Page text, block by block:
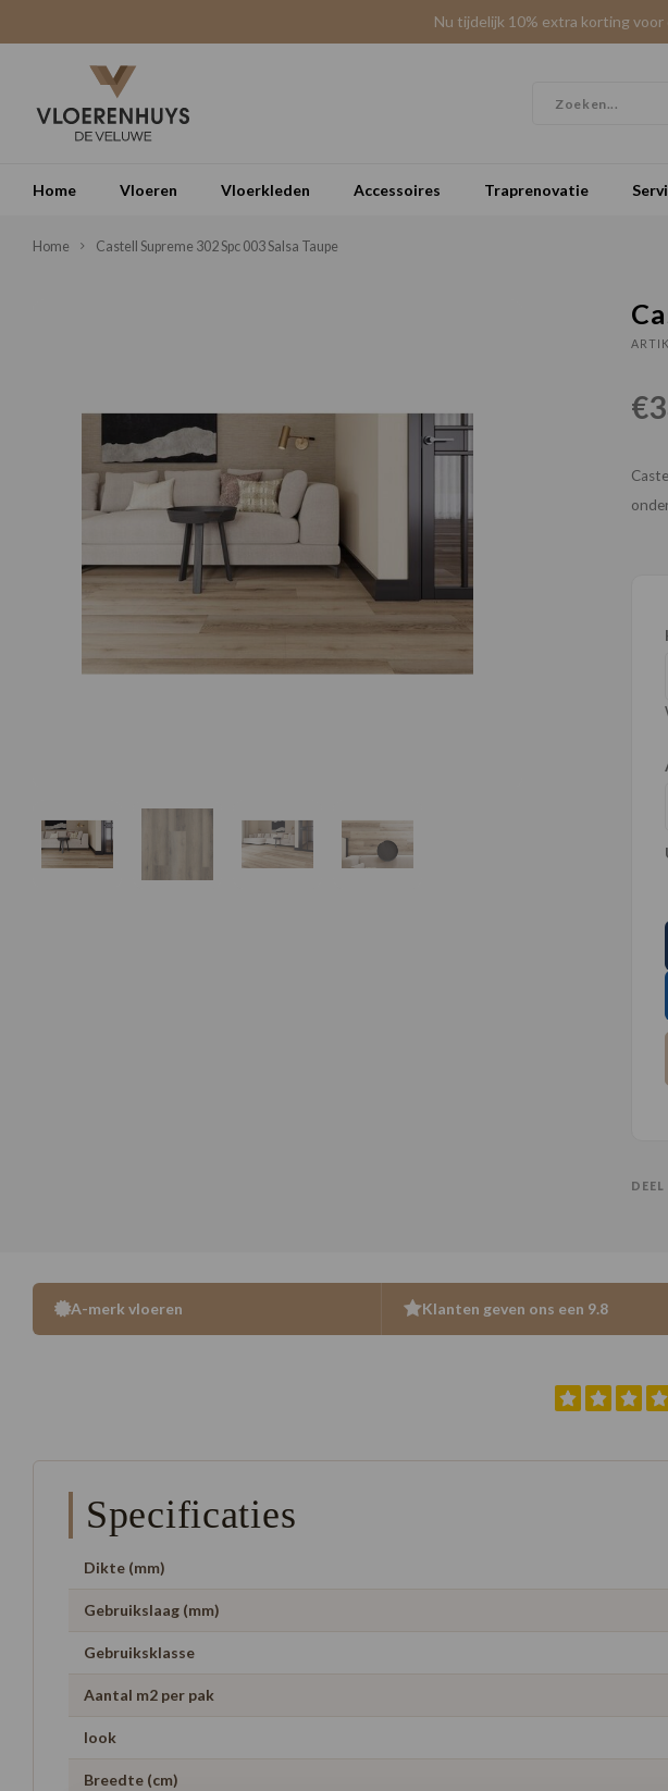
Nu tijdelijk 10% extra korting
Home Vloeren Vloerkleden Accessoires Traprenovatie
Home Castell Supreme 302 Spc 003 Salsa Taupe
A-merk vloeren Klanten geven ons een 9.8
Specificaties
Dikte (mm)
Gebruikslaag (mm)
Gebruiksklasse
Aantal m2 per pak
look
Breedte (cm)